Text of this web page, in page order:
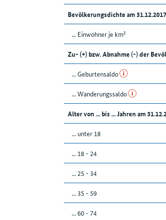
Bevölkerungsdichte am 31.12.2017
... Einwohner je km²
Zu- (+) bzw. Abnahme (-) der
... Geburtensaldo
... Wanderungssaldo
Alter von ... bis ... Jahren am
... unter 18
... 18 - 24
... 25 - 34
... 35 - 59
... 60 - 74